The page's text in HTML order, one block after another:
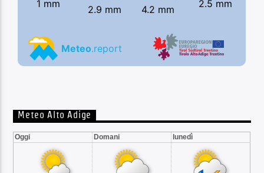
Meteo Alto Adige
Oggi Domani lunedì